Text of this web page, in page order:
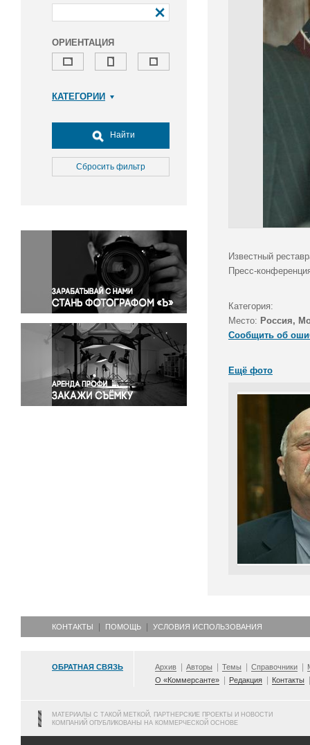
ОРИЕНТАЦИЯ
КАТЕГОРИИ
Досуг, туризм и отдых
Культура
Медицина
Окружающая среда
Политика
Правосудие
Происшествия и конфликты
Религия
Светская жизнь
Спорт
Экология
Экономика и бизнес
Найти
Сбросить фильтр
Известный
Пресс-
Категория:
Место: Россия,
Сообщить об
Ещё фото
КОНТАКТЫ ПОМОЩЬ УСЛОВИЯ ИСПОЛЬЗОВАНИЯ
ОБРАТНАЯ СВЯЗЬ Архив Авторы Темы Справочники
О «Коммерсанте»
Редакция Контакты
МАТЕРИАЛЫ С ТАКОЙ МЕТКОЙ, ПАРТНЕРСКИЕ ПРОЕКТЫ И НОВОСТИ
КОМПАНИЙ ОПУБЛИКОВАНЫ НА КОММЕРЧЕСКОЙ ОСНОВЕ